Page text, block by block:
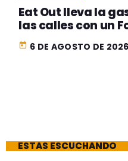
Eat Out lleva la
las calles con un
today 6 DE AGOSTO DE 2026
ESTAS ESCUCHANDO